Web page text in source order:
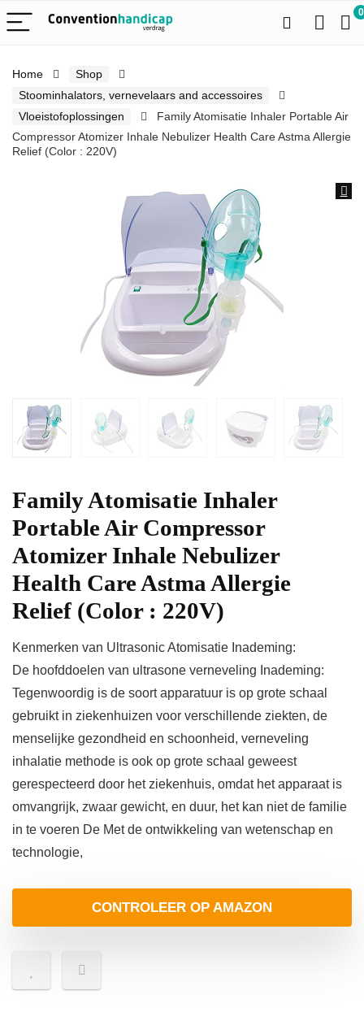
0
Home
Shop
Stoominhalators, vernevelaars and accessoires
Vloeistofoplossingen
Family Atomisatie Inhaler Portable Air
Compressor Atomizer Inhale Nebulizer Health Care Astma Allergie
Relief (Color : 220V)
Family Atomisatie Inhaler
Portable Air Compressor
Atomizer Inhale Nebulizer
Health Care Astma Allergie
Relief (Color : 220V)
Kenmerken van Ultrasonic Atomisatie Inademing:
De hoofddoelen van ultrasone verneveling Inademing:
Tegenwoordig is de soort apparatuur is op grote schaal
gebruikt in ziekenhuizen voor verschillende ziekten, de
menselijke gezondheid en schoonheid, verneveling
inhalatie methode is ook op grote schaal geweest
gerespecteerd door het ziekenhuis, omdat het apparaat is
omvangrijk, zwaar gewicht, en duur, het kan niet de familie
in te voeren De Met de ontwikkeling van wetenschap en
technologie,
CONTROLEER OP AMAZON